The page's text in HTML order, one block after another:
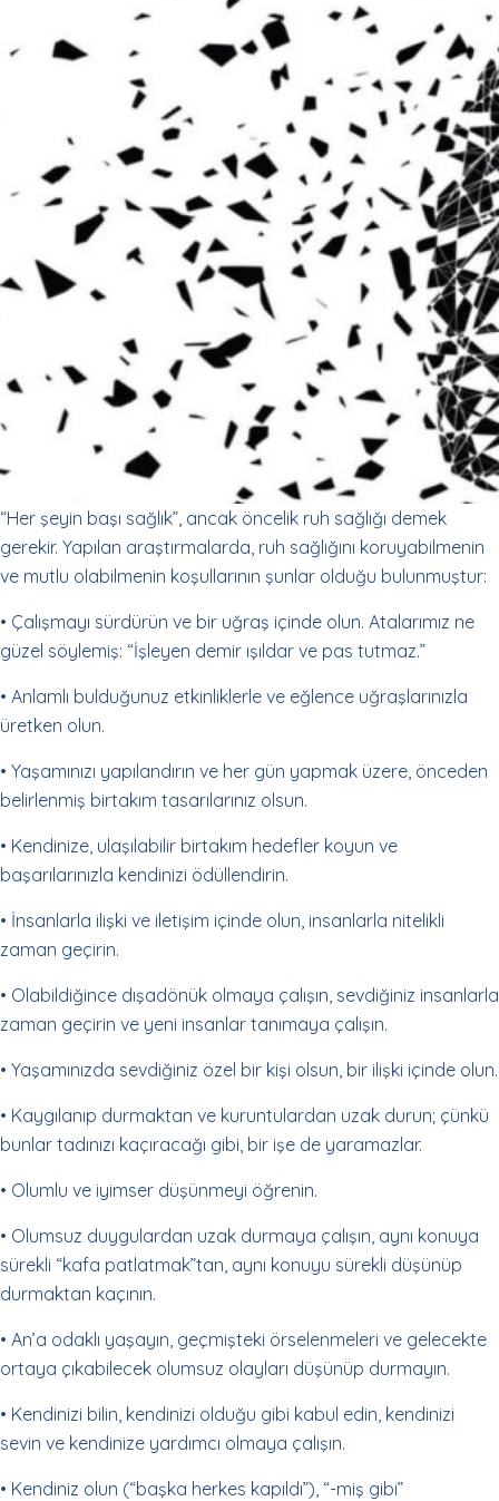
“Her şeyin başı sağlık”, ancak öncelik ruh sağlığı demek
gerekir. Yapılan araştırmalarda, ruh sağlığını koruyabilmenin
ve mutlu olabilmenin koşullarının şunlar olduğu bulunmuştur:
• Çalışmayı sürdürün ve bir uğraş içinde olun. Atalarımız ne
güzel söylemiş: “İşleyen demir ışıldar ve pas tutmaz.”
• Anlamlı bulduğunuz etkinliklerle ve eğlence uğraşlarınızla
üretken olun.
• Yaşamınızı yapılandırın ve her gün yapmak üzere, önceden
belirlenmiş birtakım tasarılarınız olsun.
• Kendinize, ulaşılabilir birtakım hedefler koyun ve
başarılarınızla kendinizi ödüllendirin.
• İnsanlarla ilişki ve iletişim içinde olun, insanlarla nitelikli
zaman geçirin.
• Olabildiğince dışadönük olmaya çalışın, sevdiğiniz insanlarla
zaman geçirin ve yeni insanlar tanımaya çalışın.
• Yaşamınızda sevdiğiniz özel bir kişi olsun, bir ilişki içinde olun.
• Kaygılanıp durmaktan ve kuruntulardan uzak durun; çünkü
bunlar tadınızı kaçıracağı gibi, bir işe de yaramazlar.
• Olumlu ve iyimser düşünmeyi öğrenin.
• Olumsuz duygulardan uzak durmaya çalışın, aynı konuya
sürekli “kafa patlatmak”tan, aynı konuyu sürekli düşünüp
durmaktan kaçının.
• An’a odaklı yaşayın, geçmişteki örselenmeleri ve gelecekte
ortaya çıkabilecek olumsuz olayları düşünüp durmayın.
• Kendinizi bilin, kendinizi olduğu gibi kabul edin, kendinizi
sevin ve kendinize yardımcı olmaya çalışın.
• Kendiniz olun (“başka herkes kapıldı”), “-miş gibi”